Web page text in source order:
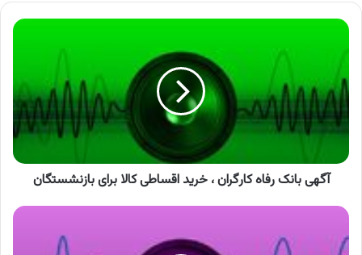
آگهی
رفاه
کارگران
،
خرید
اقساطی
برای
بازنشستگان
آگهی بانک رفاه کارگران ، خرید اقساطی کالا برای بازنشستگان
آگهی